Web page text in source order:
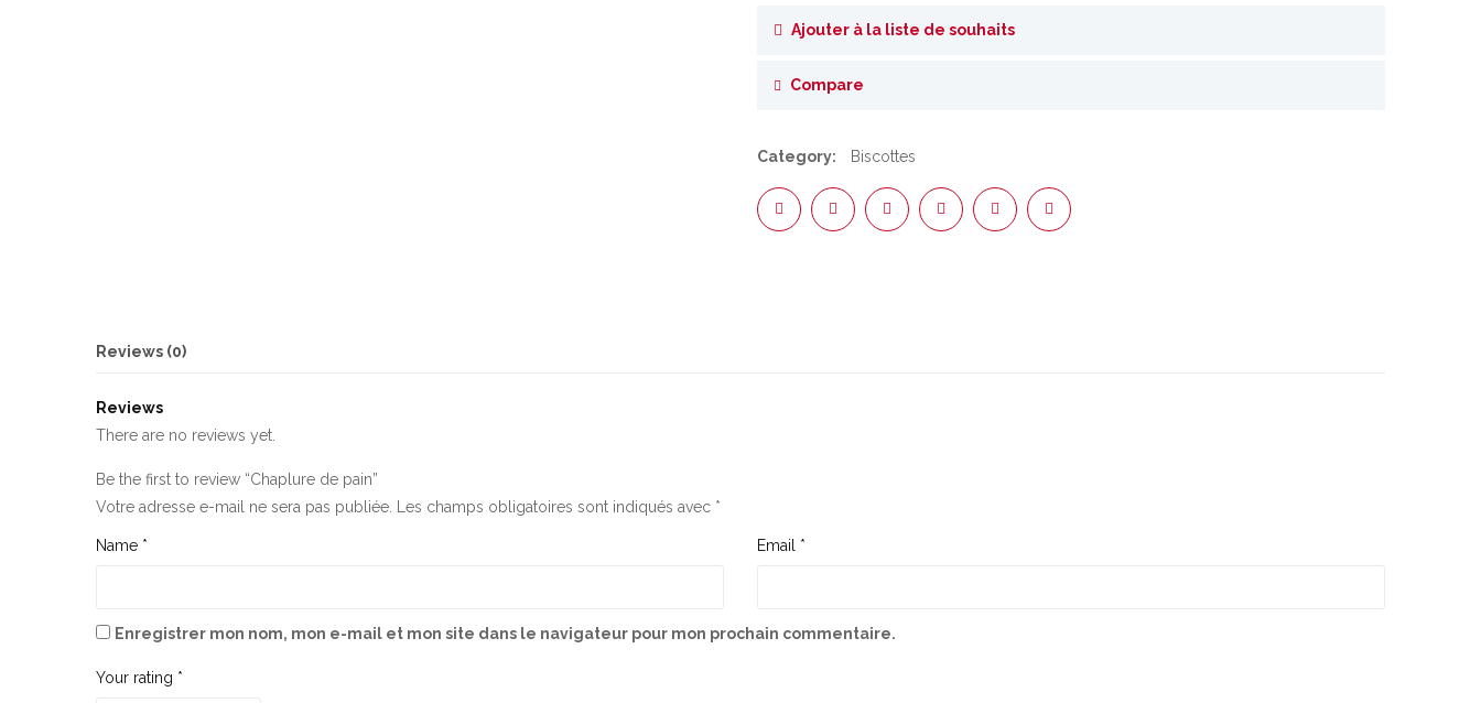
Ajouter à la liste de souhaits
Compare
Category: Biscottes
Reviews (0)
Reviews
There are no reviews yet.
Be the first to review “Chaplure de pain”
Votre adresse e-mail ne sera pas publiée.
Les champs obligatoires sont indiqués avec *
Name * Email *
Enregistrer mon nom, mon e-mail et mon site dans le navigateur pour mon prochain commentaire.
Your rating *